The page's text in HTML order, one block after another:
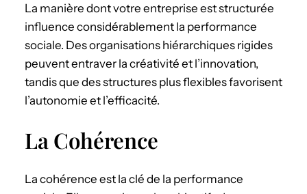
La manière dont votre entreprise est structurée
influence considérablement la performance
sociale. Des organisations hiérarchiques rigides
peuvent entraver la créativité et l’innovation,
tandis que des structures plus flexibles favorisent
l’autonomie et l’efficacité.
La Cohérence
La cohérence est la clé de la performance